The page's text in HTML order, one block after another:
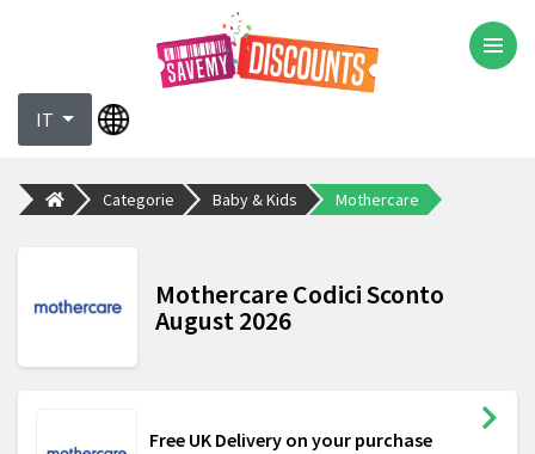
IT
Categorie Baby & Kids Mothercare
Mothercare Codici Sconto
August 2026
Free UK Delivery on your purchase